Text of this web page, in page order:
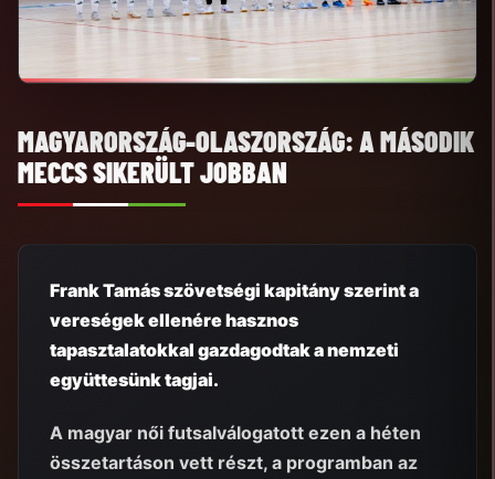
MAGYARORSZÁG-OLASZORSZÁG: A MÁSODIK
MECCS SIKERÜLT JOBBAN
Frank Tamás szövetségi kapitány szerint a
vereségek ellenére hasznos
tapasztalatokkal gazdagodtak a nemzeti
együttesünk tagjai.
A magyar női futsalválogatott ezen a héten
összetartáson vett részt, a programban az